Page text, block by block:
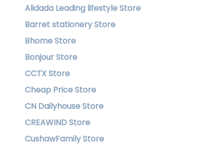
Alidada Leading lifestyle Store
Barret stationery Store
Bhome Store
Bonjour Store
CCTX Store
Cheap Price Store
CN Dailyhouse Store
CREAWIND Store
CushawFamily Store